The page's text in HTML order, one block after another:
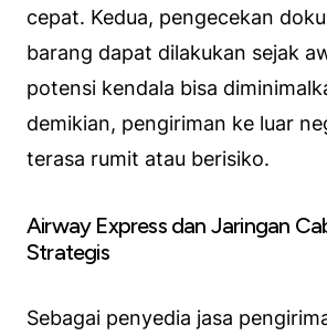
cepat. Kedua, pengecekan
barang dapat dilakukan sejak
potensi kendala bisa
demikian, pengiriman ke luar
terasa rumit atau berisiko.
Airway Express dan Jaringan
Strategis
Sebagai penyedia jasa